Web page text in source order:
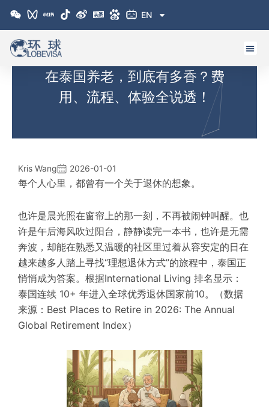
EN
在泰国养老，到底有多香？费
用、流程、体验全说透！
Kris Wang 2026-01-01
每个人心里，都曾有一个关于退休的想象。
也许是晨光照在窗帘上的那一刻，不再被闹钟叫醒。也
许是午后海风吹过阳台，静静读完一本书，也许是无需
奔波，却能在熟悉又温暖的社区里过着从容安定的日在
越来越多人踏上寻找“理想退休方式”的旅程中，泰国正
悄悄成为答案。根据International Living 排名显示：
泰国连续 10+ 年进入全球优秀退休国家前10。（数据
来源：Best Places to Retire in 2026: The Annual
Global Retirement Index）